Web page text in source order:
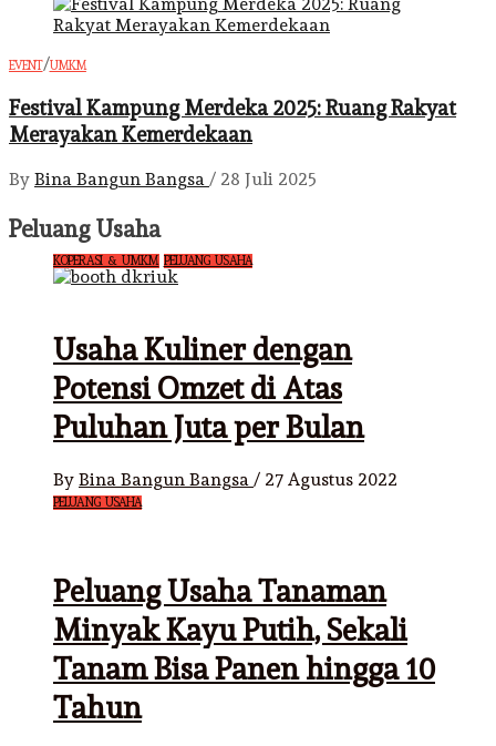
EVENT/UMKM
Festival Kampung Merdeka 2025: Ruang Rakyat
Merayakan Kemerdekaan
By Bina Bangun Bangsa / 28 Juli 2025
Peluang Usaha
KOPERASI & UMKM PELUANG USAHA
Usaha Kuliner dengan
Potensi Omzet di Atas
Puluhan Juta per Bulan
By Bina Bangun Bangsa / 27 Agustus 2022
PELUANG USAHA
Peluang Usaha Tanaman
Minyak Kayu Putih, Sekali
Tanam Bisa Panen hingga 10
Tahun